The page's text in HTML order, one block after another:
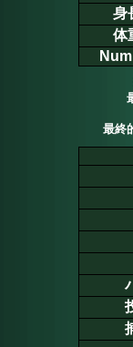
身
体
最終